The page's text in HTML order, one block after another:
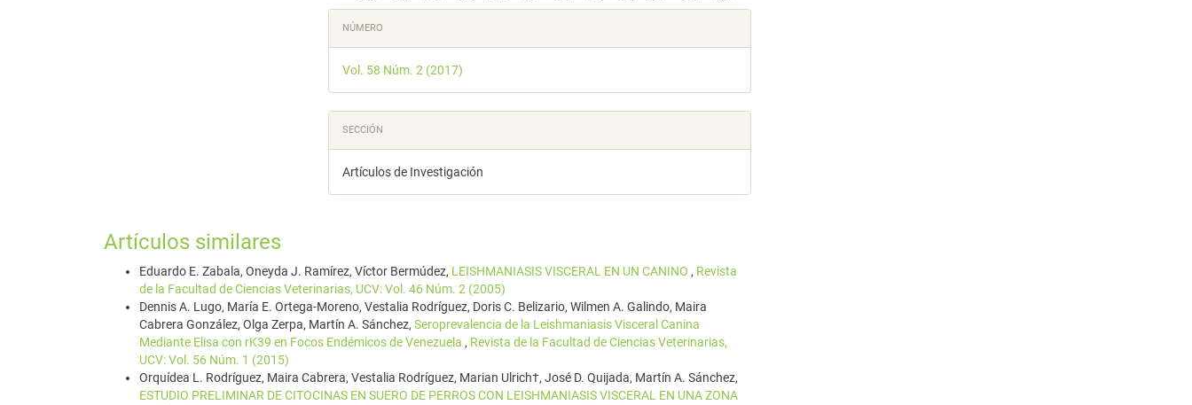
Detalles
del
artículo
NÚMERO
Vol. 58 Núm. 2 (2017)
SECCIÓN
Artículos de Investigación
Artículos similares
Eduardo E. Zabala, Oneyda J. Ramírez, Víctor Bermúdez, LEISHMANIASIS VISCERAL EN UN CANINO , Revista
de la Facultad de Ciencias Veterinarias, UCV: Vol. 46 Núm. 2 (2005)
Dennis A. Lugo, María E. Ortega-Moreno, Vestalia Rodríguez, Doris C. Belizario, Wilmen A. Galindo, Maira
Cabrera González, Olga Zerpa, Martín A. Sánchez, Seroprevalencia de la Leishmaniasis Visceral Canina
Mediante Elisa con rK39 en Focos Endémicos de Venezuela , Revista de la Facultad de Ciencias Veterinarias,
UCV: Vol. 56 Núm. 1 (2015)
Orquídea L. Rodríguez, Maira Cabrera, Vestalia Rodríguez, Marian Ulrich†, José D. Quijada, Martín A. Sánchez,
ESTUDIO PRELIMINAR DE CITOCINAS EN SUERO DE PERROS CON LEISHMANIASIS VISCERAL EN UNA ZONA